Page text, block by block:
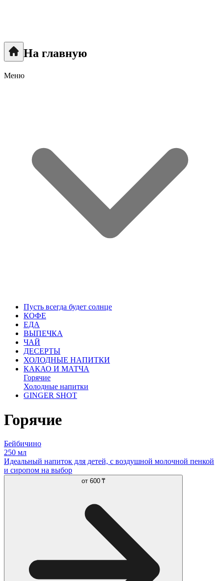
На главную
Меню
Пусть всегда будет солнце
КОФЕ
ЕДА
ВЫПЕЧКА
ЧАЙ
ДЕСЕРТЫ
ХОЛОДНЫЕ НАПИТКИ
КАКАО И МАТЧА
Горячие
Холодные напитки
GINGER SHOT
Горячие
Бейбичино
250 мл
Идеальный напиток для детей, с воздушной молочной пенкой
и сиропом на выбор
от 600 ₸